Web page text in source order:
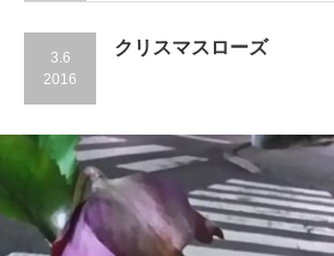
3.6
2016
クリスマスローズ